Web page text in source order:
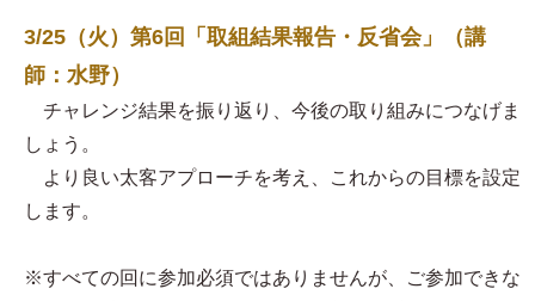
3/25（火）第6回「取組結果報告・反省会」（講
師：水野）
チャレンジ結果を振り返り、今後の取り組みにつなげま
しょう。
より良い太客アプローチを考え、これからの目標を設定
します。
※すべての回に参加必須ではありませんが、ご参加できな